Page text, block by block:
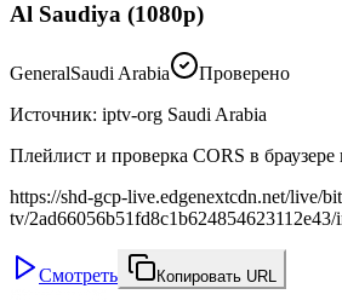
Al Saudiya (1080p)
GeneralSaudi Arabia
Проверено
Источник: iptv-org Saudi Arabia
Плейлист и проверка CORS в
https://shd-gcp-live.edgenextcdn.net/live/
tv/
Смотреть Копировать URL